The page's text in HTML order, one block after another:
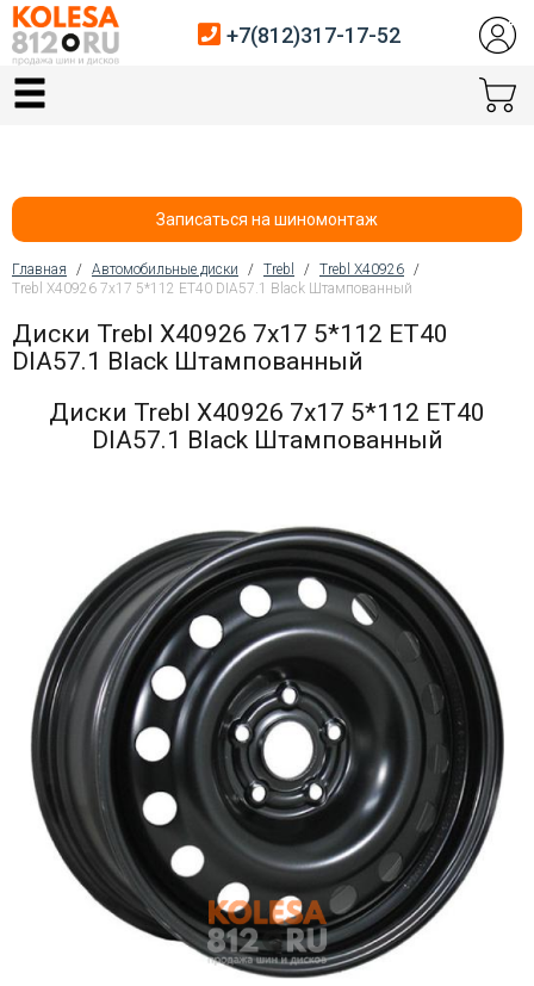
Главная
Автосервис
Услуги шиномонтажа
Хранение шин
Войти на сайт
+7(812)317-
17-
52
Пн-
Пт:
9:00
+7(812)317-17-52
Записаться на шиномонтаж
Вы здесь
Главная / Автомобильные диски / Trebl / Trebl X40926 /
Trebl X40926 7x17 5*112 ET40 DIA57.1 Black Штампованный
Диски Trebl X40926 7x17 5*112 ET40
DIA57.1 Black Штампованный
Диски Trebl X40926 7x17 5*112 ET40
DIA57.1 Black Штампованный